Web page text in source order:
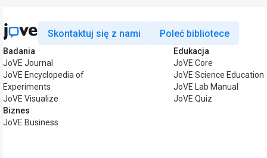
Skontaktuj się z nami Poleć bibliotece
Badania
JoVE Journal
JoVE Encyclopedia of
Experiments
JoVE Visualize
Biznes
JoVE Business
Edukacja
JoVE Core
JoVE Science Education
JoVE Lab Manual
JoVE Quiz